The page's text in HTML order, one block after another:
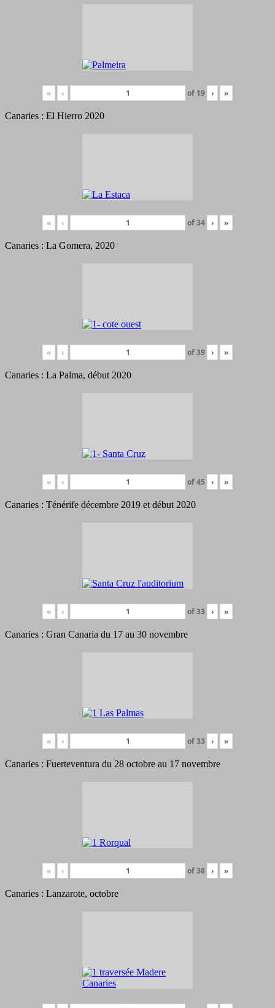
« ‹ of 19 › »
Canaries : El Hierro 2020
« ‹ of34 › »
Canaries : La Gomera, 2020
« ‹ of39 › »
Canaries : La Palma, début 2020
« ‹ of45 › »
Canaries : Ténérife décembre 2019 et début 2020
« ‹ of33 › »
Canaries : Gran Canaria du 17 au 30 novembre
« ‹ of33 › »
Canaries : Fuerteventura du 28 octobre au 17 novembre
« ‹ of38 › »
Canaries : Lanzarote, octobre